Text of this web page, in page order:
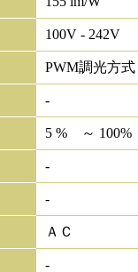
100V - 242V
PWM調光方式
-
5 % ～ 100%
-
-
ＡＣ
-